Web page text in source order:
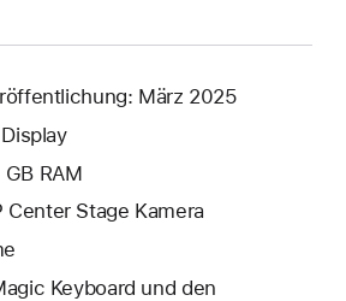
März 2025
RAM
Center Stage Kamera
Keyboard und den